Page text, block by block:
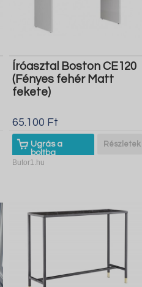
Íróasztal Boston CE120
(Fényes fehér Matt
fekete)
65.100 Ft
Ugrás a
boltba
Részletek
Butor1.hu